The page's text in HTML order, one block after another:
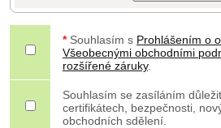
* Souhlasím s Prohlášením o
Všeobecnými obchodními
rozšířené záruky.
Souhlasím se zasíláním
certifikátech, bezpečnosti,
obchodních sdělení.